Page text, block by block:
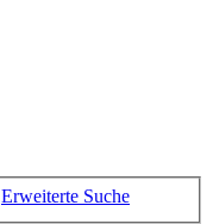
Erweiterte Suche